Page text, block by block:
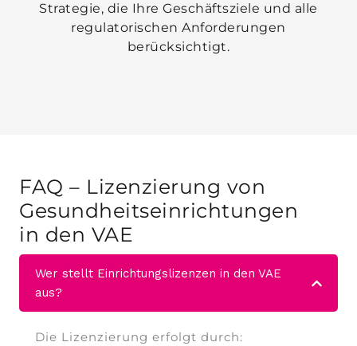
Strategie, die Ihre Geschäftsziele und alle
regulatorischen Anforderungen
berücksichtigt.
FAQ – Lizenzierung von
Gesundheitseinrichtungen
in den VAE
Wer stellt Einrichtungslizenzen in den VAE
aus?
Die Lizenzierung erfolgt durch: